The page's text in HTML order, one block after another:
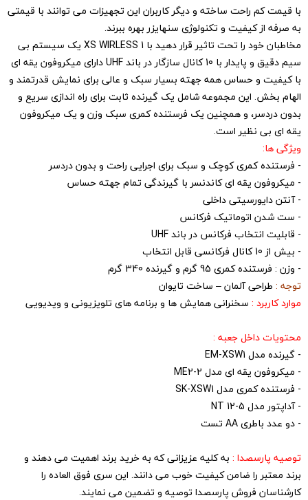
با قیمت کم راحت ساخته و دیگر کاربران این تجهیزات می توانند با قیمتی
به صرفه از کیفیت و تکنولوژی سنهایزر بهره ببرند.
مخاطبان خود را تحت تاثیر قرار دهید با XS WIRLESS 1 یک سیستم بی
سیم دقیق و پایدار با 10 کانال سازگار در باند UHF دارای میکروفون یقه ای
با کیفیت و حساس همه جهته بسیار سبک و عالی برای نمایش قدرتمند و
الهام بخش. این مجموعه شامل یک گیرنده ثابت برای راه اندازی سریع و
بدون دردسر، و همچنین یک فرستنده کمری سبک وزن و یک میکروفون
یقه ای بی نظیر است.
ویژگی ها:
- فرستنده کمری کوچک و سبک برای اجرایی راحت و بدون دردسر
- میکروفون یقه ای کاندنسر با گیرندگی تمام جهته حساس
- آنتن دایورسیتی داخلی
- ست شدن اتوماتیک فرکانس
- قابلیت انتخاب فرکانس در باند UHF
- بیش از 10 کانال فرکانسی قابل انتخاب
- وزن : فرستنده کمری 95 گرم و گیرنده 340 گرم
توجه : طراحی آلمان – ساخت تایوان
موارد کاربرد : سخنرانی همایش ها و برنامه های تلویزیونی و ویدیویی
محتویات داخل جعبه :
- گیرنده مدل EM-XSW1
- میکروفون یقه ای مدل ME2-2
- فرستنده کمری مدل SK-XSW1
- آداپتور مدل NT 12-5
- دو عدد باطری AA تست
توصیه پارسصدا : به کلیه عزیزانی که به خرید برند اهمیت می دهند و
برند معتبر را ضامن کیفیت خوب می دانند. این سری فوق العاده را
کارشناسان فروش پارسصدا توصیه و تضمین می نمایند.